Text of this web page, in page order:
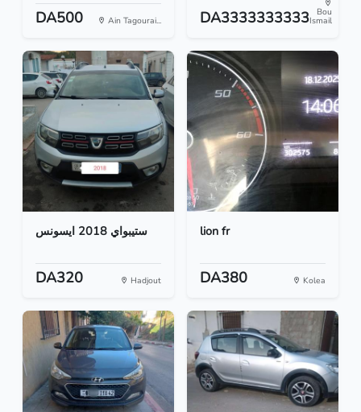
DA500 Ain Tagourai... DA3333333333 Bou
Ismail
ستيبواي 2018 ايسونس
DA320 Hadjout
lion fr
DA380 Kolea